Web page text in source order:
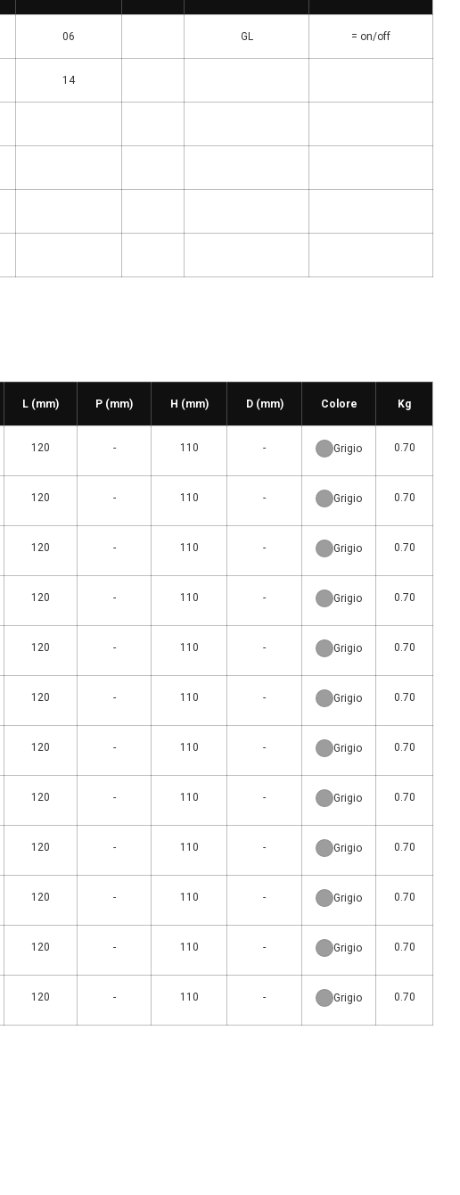
06 GL = on/off
14
L (mm) P (mm) H (mm) D (mm) Colore Kg
120 - 110 - Grigio 0.70
120 - 110 - Grigio 0.70
120 - 110 - Grigio 0.70
120 - 110 - Grigio 0.70
120 - 110 - Grigio 0.70
120 - 110 - Grigio 0.70
120 - 110 - Grigio 0.70
120 - 110 - Grigio 0.70
120 - 110 - Grigio 0.70
120 - 110 - Grigio 0.70
120 - 110 - Grigio 0.70
120 - 110 - Grigio 0.70